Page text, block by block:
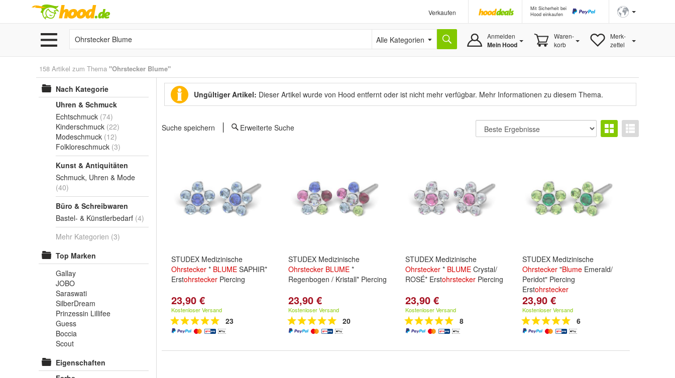
Verkaufen
Mit Sicherheit bei
Hood einkaufen
Alle Kategorien Anmelden
Mein Hood
Waren-
korb
Merk-
zettel
158 Artikel zum Thema "Ohrstecker Blume"
Nach Kategorie
Uhren & Schmuck
Echtschmuck (74)
Kinderschmuck (22)
Modeschmuck (12)
Folkloreschmuck (3)
Kunst & Antiquitäten
Schmuck, Uhren & Mode
(40)
Büro & Schreibwaren
Bastel- & Künstlerbedarf (4)
Mehr Kategorien (3)
Top Marken
Gallay
JOBO
Saraswati
SilberDream
Prinzessin Lillifee
Guess
Boccia
Scout
Eigenschaften
Ungültiger Artikel: Dieser Artikel wurde von Hood entfernt oder ist nicht mehr verfügbar. Mehr Informationen zu diesem Thema.
Suche speichern Erweiterte Suche
STUDEX Medizinische
Ohrstecker * BLUME SAPHIR*
Erstohrstecker Piercing
23,90 €
Kostenloser Versand
23
STUDEX Medizinische
Ohrstecker BLUME *
Regenbogen / Kristall* Piercing
23,90 €
Kostenloser Versand
20
STUDEX Medizinische
Ohrstecker * BLUME Crystal/
ROSÉ* Erstohrstecker Piercing
23,90 €
Kostenloser Versand
8
STUDEX Medizinische
Ohrstecker "Blume Emerald/
Peridot" Piercing
Erstohrstecker
23,90 €
Kostenloser Versand
6